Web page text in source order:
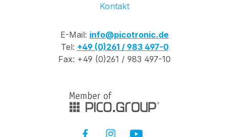
Kontakt
E-Mail: info@picotronic.de
Tel: +49 (0)261 / 983 497-0
Fax: +49 (0)261 / 983 497-10